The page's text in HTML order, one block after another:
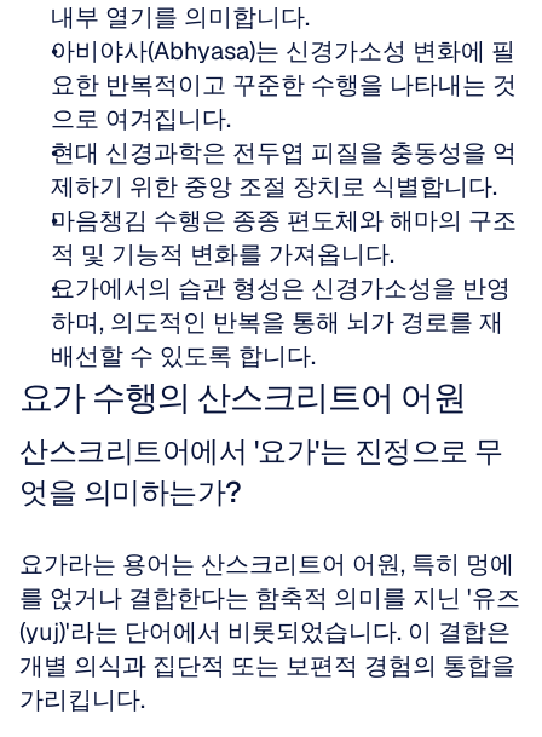
내부 열기를 의미합니다.
아비야사(Abhyasa)는 신경가소성 변화에 필
요한 반복적이고 꾸준한 수행을 나타내는 것
으로 여겨집니다.
현대 신경과학은 전두엽 피질을 충동성을 억
제하기 위한 중앙 조절 장치로 식별합니다.
마음챙김 수행은 종종 편도체와 해마의 구조
적 및 기능적 변화를 가져옵니다.
요가에서의 습관 형성은 신경가소성을 반영
하며, 의도적인 반복을 통해 뇌가 경로를 재
배선할 수 있도록 합니다.
요가 수행의 산스크리트어 어원
산스크리트어에서 '요가'는 진정으로 무
엇을 의미하는가?
요가라는 용어는 산스크리트어 어원, 특히 멍에
를 얹거나 결합한다는 함축적 의미를 지닌 '유즈
(yuj)'라는 단어에서 비롯되었습니다. 이 결합은
개별 의식과 집단적 또는 보편적 경험의 통합을
가리킵니다.